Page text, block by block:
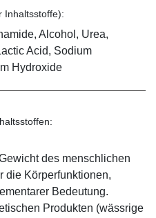
Inhaltsstoffe):
Alcohol, Urea,
Acid, Sodium
Hydroxide
des menschlichen
die Körperfunktionen,
Bedeutung.
Produkten (wässrige